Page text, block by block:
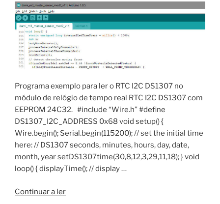
I2C
com
24C32”
Programa exemplo para ler o RTC I2C DS1307 no
módulo de relógio de tempo real RTC I2C DS1307 com
EEPROM 24C32. #include “Wire.h” #define
DS1307_I2C_ADDRESS 0x68 void setup() {
Wire.begin(); Serial.begin(115200); // set the initial time
here: // DS1307 seconds, minutes, hours, day, date,
month, year setDS1307time(30,8,12,3,29,11,18); } void
loop() { displayTime(); // display …
Continuar a ler“Programa